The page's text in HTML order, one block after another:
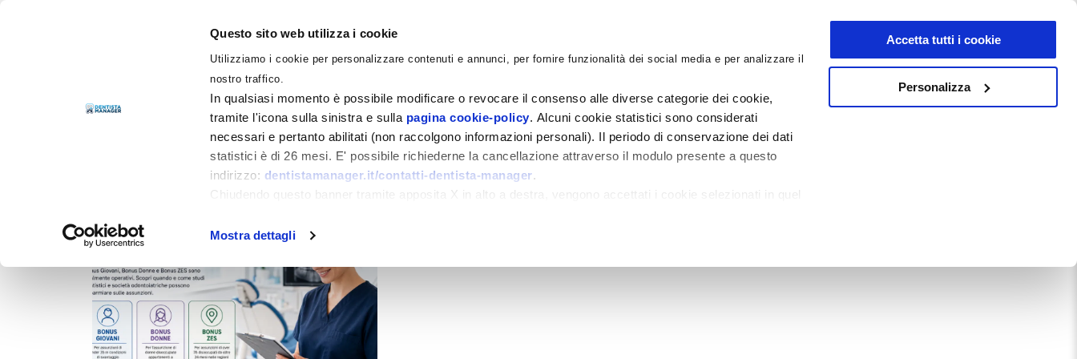
Questo sito web utilizza i cookie
Utilizziamo i cookie per personalizzare contenuti e annunci, per fornire funzionalità dei social media e per analizzare il
nostro traffico.
In qualsiasi momento è possibile modificare o revocare il consenso alle diverse categorie dei cookie,
tramite l'icona sulla sinistra e sulla pagina cookie-policy. Alcuni cookie statistici sono considerati
necessari e pertanto abilitati (non raccolgono informazioni personali). Il periodo di conservazione dei dati
statistici è di 26 mesi. E' possibile richiederne la cancellazione attraverso il modulo presente a questo
indirizzo: dentistamanager.it/contatti-dentista-manager.
Chiudendo questo banner tramite apposita X in alto a destra, vengono accettati i cookie selezionati in quel
Mostra dettagli
Accetta tutti i cookie
Personalizza
NEWSLETTER
DOCUMENTI 0 0
Categorie